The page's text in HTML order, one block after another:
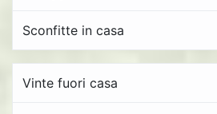
Sconfitte in casa
Vinte fuori casa